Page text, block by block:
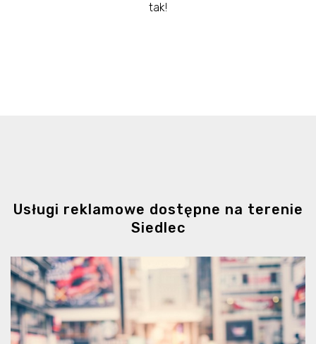
tak!
Usługi reklamowe dostępne na terenie
Siedlec